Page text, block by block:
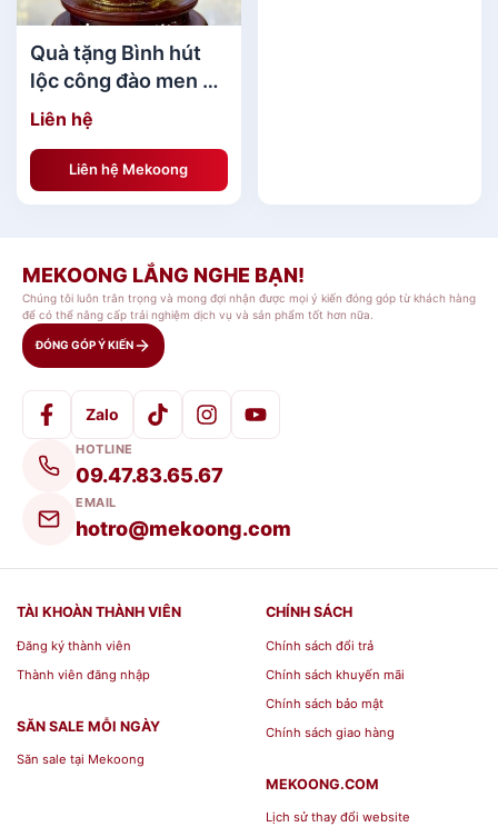
Danh Sách Quà Tặng Dưới 500k[/caption]
[caption id="attachment_139315"
align="aligncenter" width="600"]
Quà tặng Bình hút
lộc công đào men đỏ
Trần Độ dát vàng
Liên hệ
Liên hệ Mekoong
MEKOONG LẮNG NGHE BẠN!
Chúng tôi luôn trân trọng và mong đợi nhận được mọi ý kiến đóng góp từ khách hàng
để có thể nâng cấp trải nghiệm dịch vụ và sản phẩm tốt hơn nữa.
ĐÓNG GÓP Ý KIẾN
Zalo
HOTLINE
09.47.83.65.67
EMAIL
hotro@mekoong.com
TÀI KHOÀN THÀNH VIÊN
Đăng ký thành viên
Thành viên đăng nhập
SĂN SALE MỖI NGÀY
Săn sale tại Mekoong
CHÍNH SÁCH
Chính sách đổi trả
Chính sách khuyến mãi
Chính sách bảo mật
Chính sách giao hàng
MEKOONG.COM
Lịch sử thay đổi website